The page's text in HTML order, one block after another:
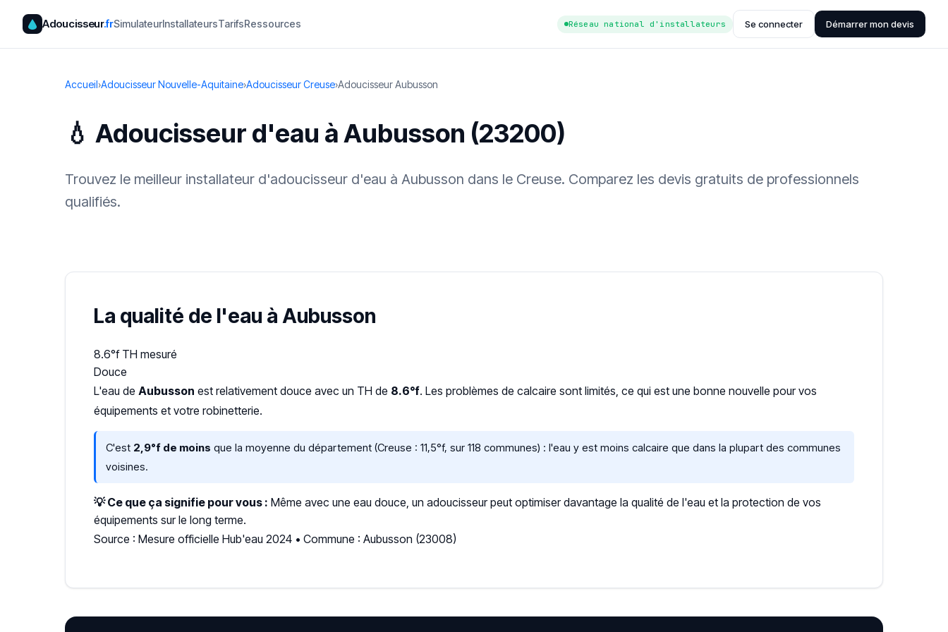
Adoucisseur.frSimulateurInstallateursTarifsRessources Réseau national d'installateurs Se connecter Démarrer mon devis
Accueil›Adoucisseur Nouvelle-Aquitaine›Adoucisseur Creuse›Adoucisseur Aubusson
💧 Adoucisseur d'eau à Aubusson (23200)
Trouvez le meilleur installateur d'adoucisseur d'eau à Aubusson dans le Creuse. Comparez les devis gratuits de professionnels
qualifiés.
La qualité de l'eau à Aubusson
8.6°f TH mesuré
Douce
L'eau de Aubusson est relativement douce avec un TH de 8.6°f. Les problèmes de calcaire sont limités, ce qui est une bonne nouvelle pour vos
équipements et votre robinetterie.
C'est 2,9°f de moins que la moyenne du département (Creuse : 11,5°f, sur 118 communes) : l'eau y est moins calcaire que dans la plupart des communes
voisines.
💡 Ce que ça signifie pour vous : Même avec une eau douce, un adoucisseur peut optimiser davantage la qualité de l'eau et la protection de vos
équipements sur le long terme.
Source : Mesure officielle Hub'eau 2024 • Commune : Aubusson (23008)